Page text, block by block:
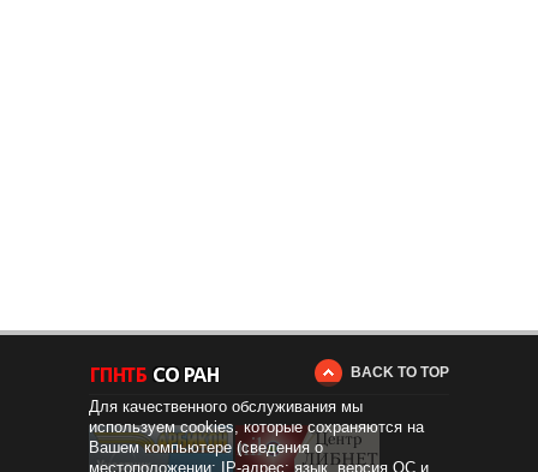
BACK TO TOP
Для качественного обслуживания мы
используем cookies, которые сохраняются на
Вашем компьютере (сведения о
местоположении; IP-адрес; язык, версия ОС и